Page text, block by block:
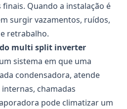
Quando a instalação é
surgir vazamentos, ruídos,
retrabalho.
multi split inverter
sistema em que uma
condensadora, atende
chamadas
pode climatizar um